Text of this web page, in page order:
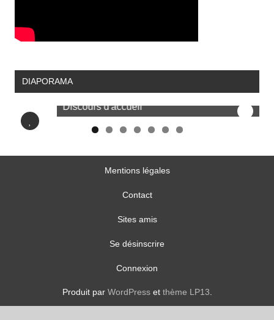
DIAPORAMA
Discours d'accueil
Mentions légales
Contact
Sites amis
Se désinscrire
Connexion
Produit par WordPresset thème LP13.